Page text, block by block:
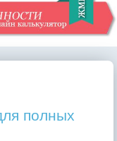
полных